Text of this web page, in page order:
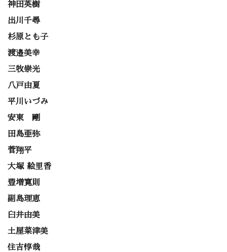
神田英樹
出川千尋
杉原とも子
渡邉美幸
三牧崇光
八戸由夏
平川いづみ
安東 剛
田島亜弥
菅翔平
大塚 絵里香
豊増寛則
副島理恵
臼井由美
土屋菜津美
住吉惇哉